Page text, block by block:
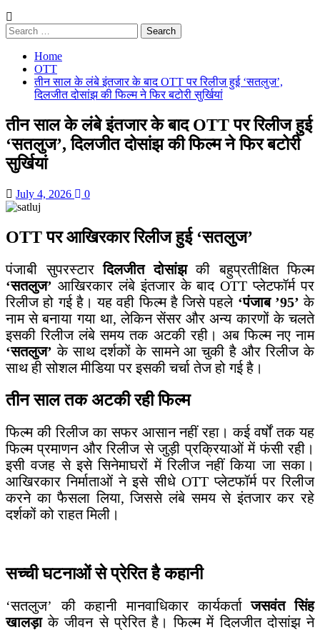
Search
for:
Home
OTT
तीन साल के लंबे इंतजार के बाद OTT पर रिलीज हुई ‘सतलुज’,
दिलजीत दोसांझ की फिल्म ने फिर बटोरी सुर्खियां
तीन साल के लंबे इंतजार के बाद OTT पर रिलीज हुई
‘सतलुज’, दिलजीत दोसांझ की फिल्म ने फिर बटोरी
सुर्खियां
July 4, 2026 0
OTT पर आखिरकार रिलीज हुई ‘सतलुज’
पंजाबी सुपरस्टारदिलजीत दोसांझकी बहुप्रतीक्षित फिल्म
‘सतलुज’ आखिरकार लंबे इंतजार के बाद OTT प्लेटफॉर्म पर
रिलीज हो गई है। यह वही फिल्म है जिसे पहले ‘पंजाब ’95’ के
नाम से बनाया गया था, लेकिन सेंसर और अन्य कारणों के चलते
इसकी रिलीज लंबे समय तक अटकी रही। अब फिल्म नए नाम
‘सतलुज’ के साथ दर्शकों के सामने आ चुकी है और रिलीज के
साथ ही सोशल मीडिया पर इसकी चर्चा तेज हो गई है।
तीन साल तक अटकी रही फिल्म
फिल्म की रिलीज का सफर आसान नहीं रहा। कई वर्षों तक यह
फिल्म प्रमाणन और रिलीज से जुड़ी प्रक्रियाओं में फंसी रही।
इसी वजह से इसे सिनेमाघरों में रिलीज नहीं किया जा सका।
आखिरकार निर्माताओं ने इसे सीधे OTT प्लेटफॉर्म पर रिलीज
करने का फैसला लिया, जिससे लंबे समय से इंतजार कर रहे
दर्शकों को राहत मिली।
सच्ची घटनाओं से प्रेरित है कहानी
‘सतलुज’ की कहानी मानवाधिकार कार्यकर्ताजसवंत सिंह
खालड़ाके जीवन से प्रेरित है। फिल्म में दिलजीत दोसांझ ने